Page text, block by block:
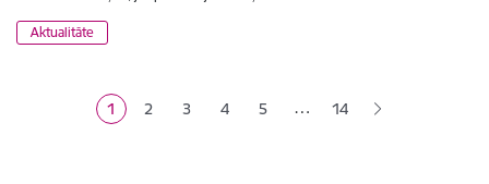
Aktualitāte
Pašreizējā lapa
1 Lapa
2 Lapa
3 Lapa
4 Lapa
5 … 14